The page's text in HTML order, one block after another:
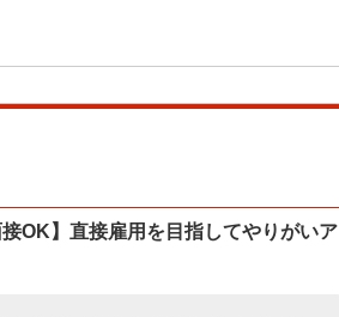
OK】直接雇用を目指してやりがいア